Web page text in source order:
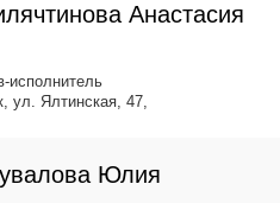
Анастасия
исполнитель
ул. Ялтинская, 47,
Юлия